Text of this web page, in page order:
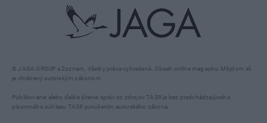
© JAGA GROUP a Zoznam. Všetky práva vyhradené. Obsah online magazínu Môjdom.sk
je chránený autorským zákonom.
Publikovanie alebo ďalšie šírenie správ zo zdrojov TASR je bez predchádzajúceho
písomného súhlasu TASR porušením autorského zákona.